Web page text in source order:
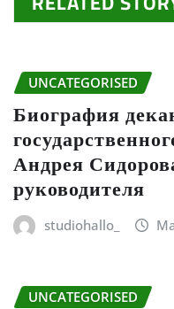
UNCATEGORISED
Биография
Андрея
руководителя
studiohallo_
UNCATEGORISED